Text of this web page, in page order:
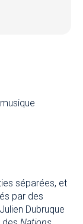
séparées, et
par des
Dubruque